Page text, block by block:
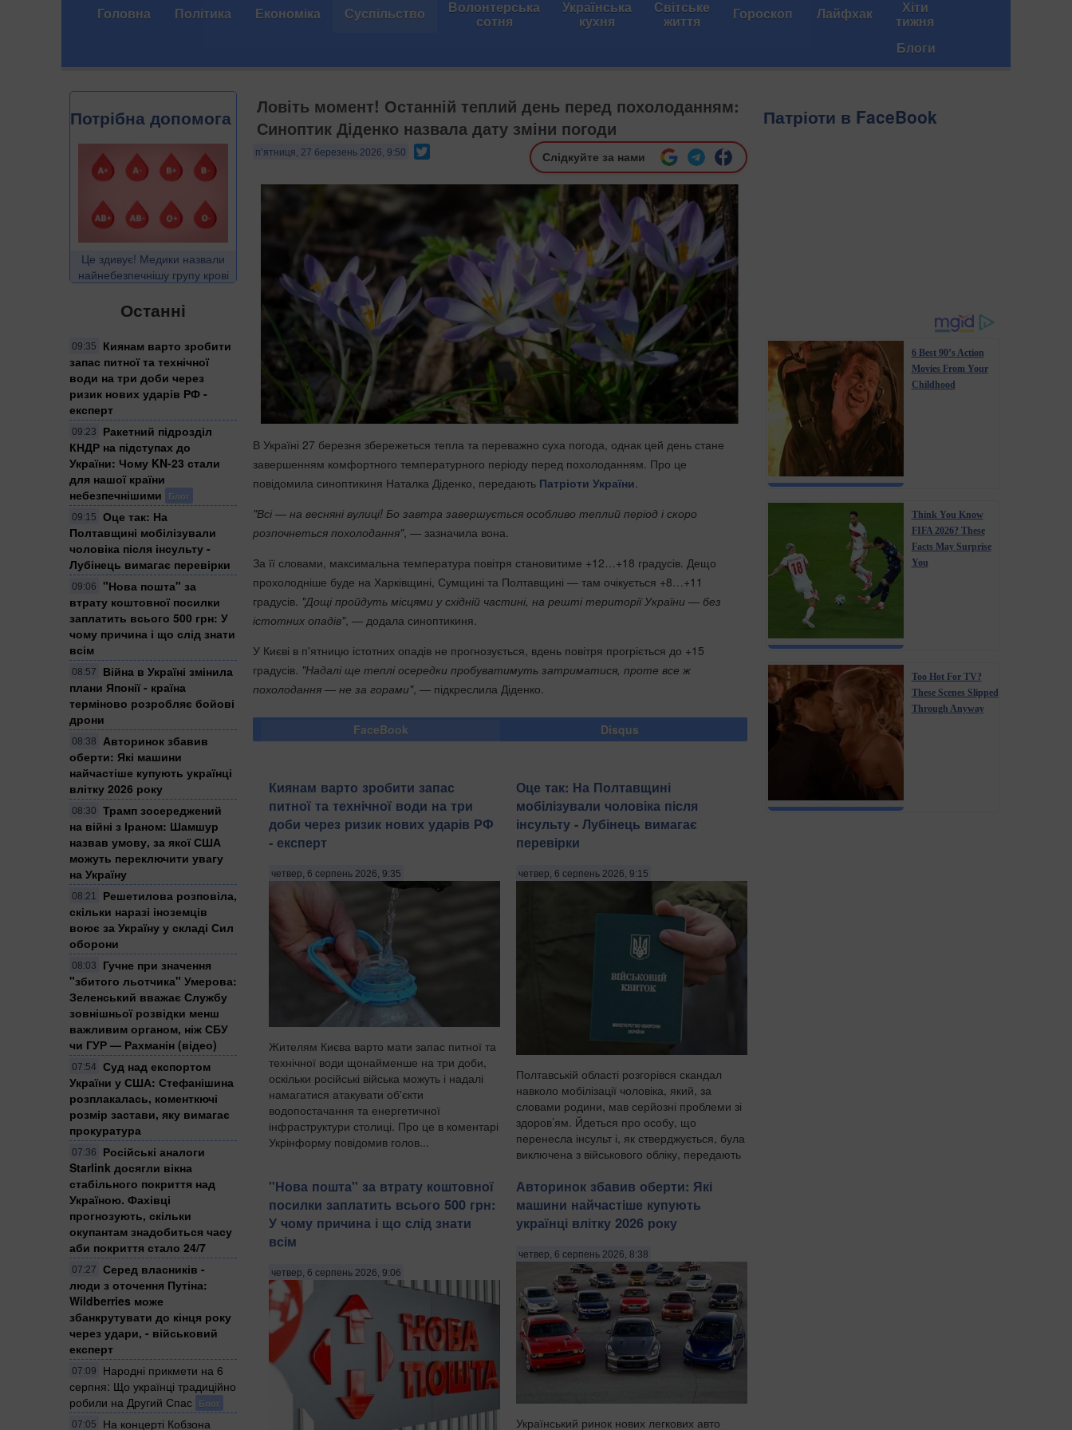
Головна Політика Економіка Суспільство Волонтерська
сотня
Українська
кухня
Світське
життя Гороскоп Лайфхак Хіти
тижня
Блоги
Потрібна допомога
Це здивує! Медики назвали
найнебезпечнішу групу крові
Останні
09:35
Киянам варто зробити
запас питної та технічної
води на три доби через
ризик нових ударів РФ -
експерт
09:23
Ракетний підрозділ
КНДР на підступах до
України: Чому KN-23 стали
для нашої країни
небезпечнішими
Блог
09:15
Оце так: На
Полтавщині мобілізували
чоловіка після інсульту -
Лубінець вимагає перевірки
09:06
"Нова пошта" за
втрату коштовної посилки
заплатить всього 500 грн: У
чому причина і що слід знати
всім
08:57
Війна в Україні змінила
плани Японії - країна
терміново розробляє бойові
дрони
08:38
Авторинок збавив
оберти: Які машини
найчастіше купують українці
влітку 2026 року
08:30
Трамп зосереджений
на війні з Іраном: Шамшур
назвав умову, за якої США
можуть переключити увагу
на Україну
08:21
Решетилова розповіла,
скільки наразі іноземців
воює за Україну у складі Сил
оборони
08:03
Гучне при значення
"збитого льотчика" Умерова:
Зеленський вважає Службу
зовнішньої розвідки менш
важливим органом, ніж СБУ
чи ГУР — Рахманін (відео)
07:54
Суд над експортом
України у США: Стефанішина
розплакалась, коменткючі
розмір застави, яку вимагає
прокуратура
07:36
Російські аналоги
Starlink досягли вікна
стабільного покриття над
Україною. Фахівці
прогнозують, скільки
окупантам знадобиться часу
аби покриття стало 24/7
07:27
Серед власників -
люди з оточення Путіна:
Wildberries може
збанкрутувати до кінця року
через удари, - військовий
експерт
07:09
Народні прикмети на 6
серпня: Що українці традиційно
робили на Другий Спас Блог
07:05 На концерті Кобзона
Ловіть момент! Останній теплий день перед похолоданням:
Синоптик Діденко назвала дату зміни погоди
п’ятниця, 27 березень 2026, 9:50 Слідкуйте за нами
В Україні 27 березня збережеться тепла та переважно суха погода, однак цей день стане
завершенням комфортного температурного періоду перед похолоданням. Про це
повідомила синоптикиня Наталка Діденко, передають Патріоти України.
"Всі — на весняні вулиці! Бо завтра завершується особливо теплий період і скоро
розпочнеться похолодання", — зазначила вона.
За її словами, максимальна температура повітря становитиме +12…+18 градусів. Дещо
прохолодніше буде на Харківщині, Сумщині та Полтавщині — там очікується +8…+11
градусів. "Дощі пройдуть місцями у східній частині, на решті території України — без
істотних опадів", — додала синоптикиня.
У Києві в п'ятницю істотних опадів не прогнозується, вдень повітря прогріється до +15
градусів. "Надалі ще теплі осередки пробуватимуть затриматися, проте все ж
похолодання — не за горами", — підкреслила Діденко.
FaceBook Disqus
Киянам варто зробити запас
питної та технічної води на три
доби через ризик нових ударів РФ
- експерт
четвер, 6 серпень 2026, 9:35
Жителям Києва варто мати запас питної та
технічної води щонайменше на три доби,
оскільки російські війська можуть і надалі
намагатися атакувати об'єкти
водопостачання та енергетичної
інфраструктури столиці. Про це в коментарі
Укрінформу повідомив голов...
Оце так: На Полтавщині
мобілізували чоловіка після
інсульту - Лубінець вимагає
перевірки
четвер, 6 серпень 2026, 9:15
Полтавській області розгорівся скандал
навколо мобілізації чоловіка, який, за
словами родини, мав серйозні проблеми зі
здоров’ям. Йдеться про особу, що
перенесла інсульт і, як стверджується, була
виключена з військового обліку, передають
"Нова пошта" за втрату коштовної
посилки заплатить всього 500 грн:
У чому причина і що слід знати
всім
четвер, 6 серпень 2026, 9:06
Авторинок збавив оберти: Які
машини найчастіше купують
українці влітку 2026 року
четвер, 6 серпень 2026, 8:38
Український ринок нових легкових авто
Патріоти в FaceBook
6 Best 90’s Action
Movies From Your
Childhood
Think You Know
FIFA 2026? These
Facts May Surprise
You
Too Hot For TV?
These Scenes Slipped
Through Anyway